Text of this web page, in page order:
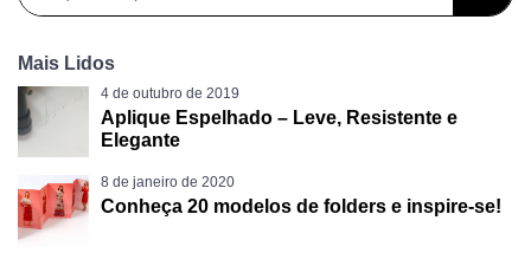
Mais Lidos
4 de outubro de 2019
Aplique Espelhado – Leve, Resistente e
Elegante
8 de janeiro de 2020
Conheça 20 modelos de folders e inspire-se!